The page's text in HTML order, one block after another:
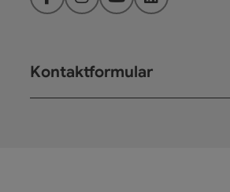
FacebookInstagramYouTubeLinkedIn
Kontaktformular